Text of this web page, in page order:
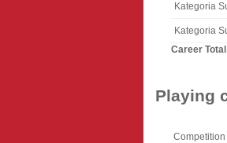
Kategoria
Kategoria
Career Total
Playing
Competition